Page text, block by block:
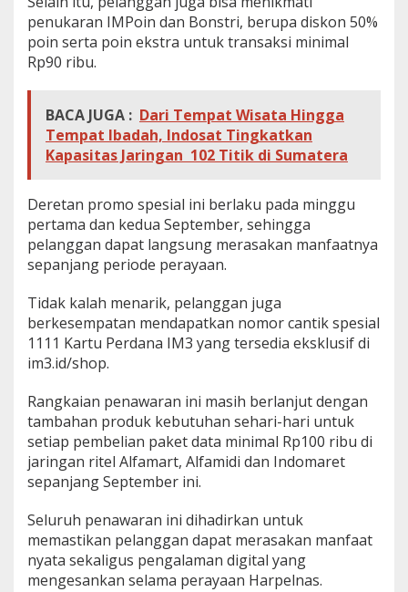
penukaran IMPoin dan Bonstri, berupa diskon 50%
poin serta poin ekstra untuk transaksi minimal
Rp90 ribu.
BACA JUGA : Dari Tempat Wisata Hingga
Tempat Ibadah, Indosat Tingkatkan
Kapasitas Jaringan 102 Titik di Sumatera
Deretan promo spesial ini berlaku pada minggu
pertama dan kedua September, sehingga
pelanggan dapat langsung merasakan manfaatnya
sepanjang periode perayaan.
Tidak kalah menarik, pelanggan juga
berkesempatan mendapatkan nomor cantik spesial
1111 Kartu Perdana IM3 yang tersedia eksklusif di
im3.id/shop.
Rangkaian penawaran ini masih berlanjut dengan
tambahan produk kebutuhan sehari-hari untuk
setiap pembelian paket data minimal Rp100 ribu di
jaringan ritel Alfamart, Alfamidi dan Indomaret
sepanjang September ini.
Seluruh penawaran ini dihadirkan untuk
memastikan pelanggan dapat merasakan manfaat
nyata sekaligus pengalaman digital yang
mengesankan selama perayaan Harpelnas.